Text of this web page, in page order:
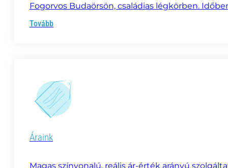
Fogorvos Budaörsön, családias légkörben.
Tovább
Áraink
Magas színvonalú, reális ár-érték arányú